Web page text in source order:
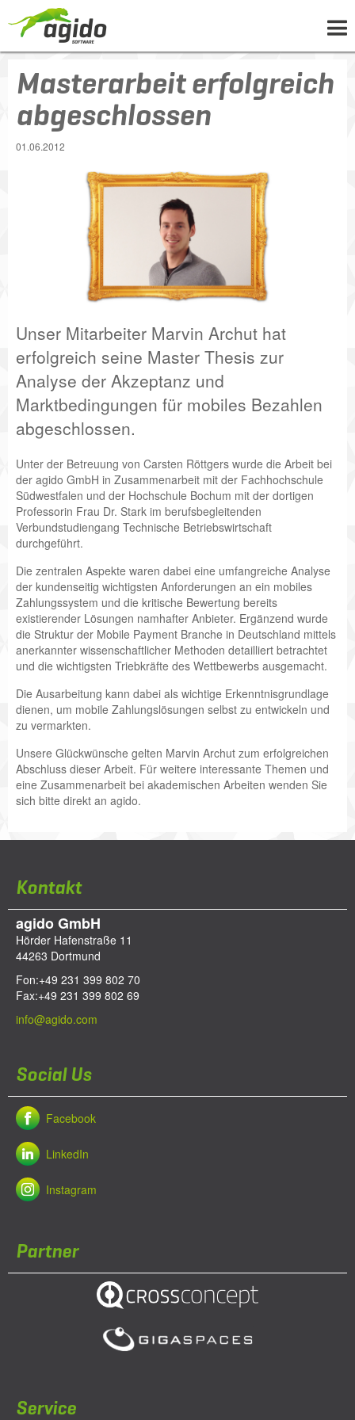
UNTERNEHMEN
LÖSUNGEN
PROJEKTE
Masterarbeit erfolgreich
abgeschlossen
01.06.2012
Unser Mitarbeiter Marvin Archut hat
erfolgreich seine Master Thesis zur
Analyse der Akzeptanz und
Marktbedingungen für mobiles Bezahlen
abgeschlossen.
Unter der Betreuung von Carsten Röttgers wurde die Arbeit bei
der agido GmbH in Zusammenarbeit mit der Fachhochschule
Südwestfalen und der Hochschule Bochum mit der dortigen
Professorin Frau Dr. Stark im berufsbegleitenden
Verbundstudiengang Technische Betriebswirtschaft
durchgeführt.
Die zentralen Aspekte waren dabei eine umfangreiche Analyse
der kundenseitig wichtigsten Anforderungen an ein mobiles
Zahlungssystem und die kritische Bewertung bereits
existierender Lösungen namhafter Anbieter. Ergänzend wurde
die Struktur der Mobile Payment Branche in Deutschland mittels
anerkannter wissenschaftlicher Methoden detailliert betrachtet
und die wichtigsten Triebkräfte des Wettbewerbs ausgemacht.
Die Ausarbeitung kann dabei als wichtige Erkenntnisgrundlage
dienen, um mobile Zahlungslösungen selbst zu entwickeln und
zu vermarkten.
Unsere Glückwünsche gelten Marvin Archut zum erfolgreichen
Abschluss dieser Arbeit. Für weitere interessante Themen und
eine Zusammenarbeit bei akademischen Arbeiten wenden Sie
sich bitte direkt an agido.
Kontakt
agido GmbH
Hörder Hafenstraße 11
44263 Dortmund
Fon:+49 231 399 802 70
Fax:+49 231 399 802 69
info@agido.com
Social Us
Facebook
LinkedIn
Instagram
Partner
Service